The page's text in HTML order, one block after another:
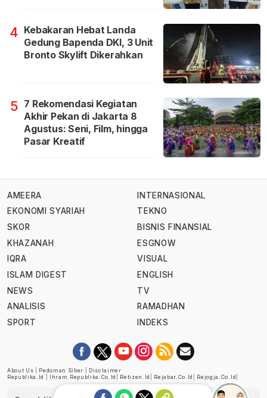
4 Kebakaran Hebat Landa
Gedung Bapenda DKI, 3 Unit
Bronto Skylift Dikerahkan
5 7 Rekomendasi Kegiatan
Akhir Pekan di Jakarta 8
Agustus: Seni, Film, hingga
Pasar Kreatif
AMEERA
EKONOMI SYARIAH
SKOR
KHAZANAH
IQRA
ISLAM DIGEST
NEWS
ANALISIS
SPORT
INTERNASIONAL
TEKNO
BISNIS FINANSIAL
ESGNOW
VISUAL
ENGLISH
TV
RAMADHAN
INDEKS
About Us Pedoman Siber
Disclaimer
Republika.id
Ihram.republika.co.id Retizen.id Rejabar.co.id Rejogja.co.id